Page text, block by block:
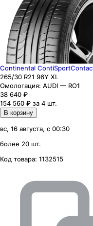
Continental
265/30 R21 96Y XL
Омологация: AUDI — RO1
38 640 ₽
154 560 ₽ за 4 шт.
В корзину
вс, 16 августа, с 00:30
более 20 шт.
Код товара: 1132515